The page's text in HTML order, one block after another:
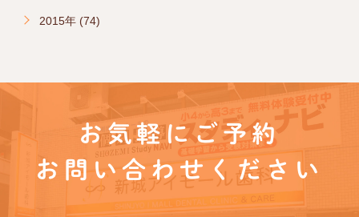
2015年 (74)
お気軽にご予約
お問い合わせください